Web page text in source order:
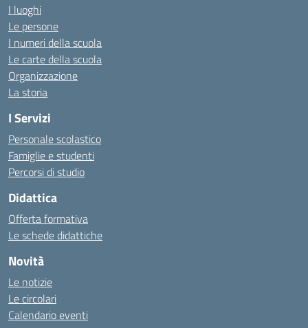
I luoghi
Le persone
I numeri della scuola
Le carte della scuola
Organizzazione
La storia
I Servizi
Personale scolastico
Famiglie e studenti
Percorsi di studio
Didattica
Offerta formativa
Le schede didattiche
Novità
Le notizie
Le circolari
Calendario eventi